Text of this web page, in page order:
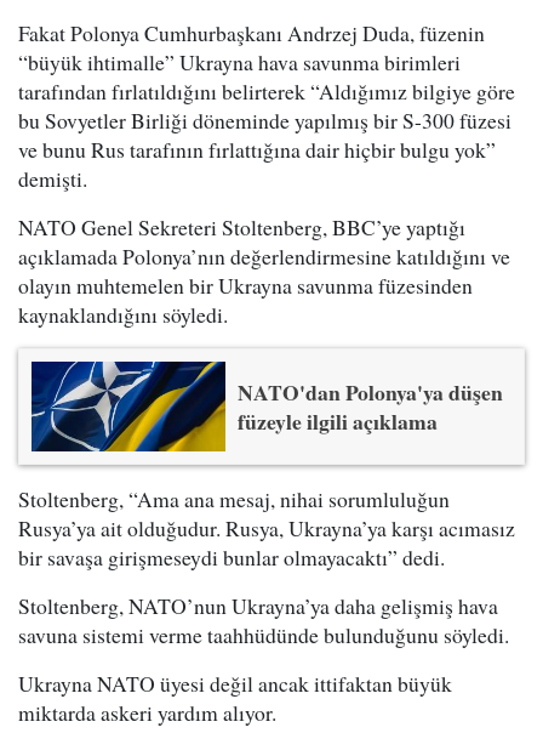
Fakat Polonya Cumhurbaşkanı Andrzej Duda, füzenin
“büyük ihtimalle” Ukrayna hava savunma birimleri
tarafından fırlatıldığını belirterek “Aldığımız bilgiye göre
bu Sovyetler Birliği döneminde yapılmış bir S-300 füzesi
ve bunu Rus tarafının fırlattığına dair hiçbir bulgu yok”
demişti.
NATO Genel Sekreteri Stoltenberg, BBC’ye yaptığı
açıklamada Polonya’nın değerlendirmesine katıldığını ve
olayın muhtemelen bir Ukrayna savunma füzesinden
kaynaklandığını söyledi.
NATO'dan Polonya'ya düşen
füzeyle ilgili açıklama
Stoltenberg, “Ama ana mesaj, nihai sorumluluğun
Rusya’ya ait olduğudur. Rusya, Ukrayna’ya karşı acımasız
bir savaşa girişmeseydi bunlar olmayacaktı” dedi.
Stoltenberg, NATO’nun Ukrayna’ya daha gelişmiş hava
savuna sistemi verme taahhüdünde bulunduğunu söyledi.
Ukrayna NATO üyesi değil ancak ittifaktan büyük
miktarda askeri yardım alıyor.